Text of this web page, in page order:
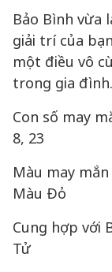
Bảo Bình vừa
giải trí của
một điều vô
trong gia đình.
Con số may
8, 23
Màu may
Màu Đỏ
Cung hợp với
Tử